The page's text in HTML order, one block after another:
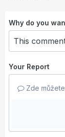
Why do you
Your Report
Zde